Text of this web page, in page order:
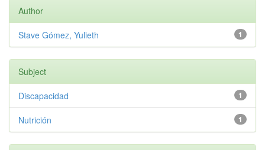
Author
1
Stave Gómez, Yulieth
Subject
1
Discapacidad
1
Nutrición